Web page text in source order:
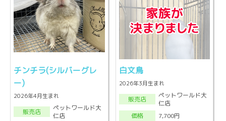
チンチラ(シルバーグレ
ー)
2026年4月生まれ
販売店
ペットワールド大
仁店
白文鳥
2026年3月生まれ
販売店
ペットワールド大
仁店
価格
7,700円